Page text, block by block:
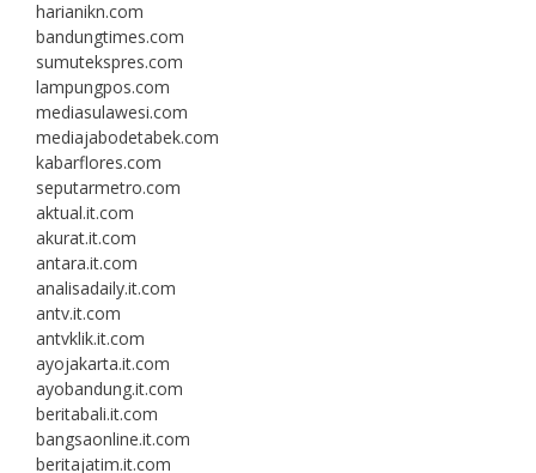
harianikn.com
bandungtimes.com
sumutekspres.com
lampungpos.com
mediasulawesi.com
mediajabodetabek.com
kabarflores.com
seputarmetro.com
aktual.it.com
akurat.it.com
antara.it.com
analisadaily.it.com
antv.it.com
antvklik.it.com
ayojakarta.it.com
ayobandung.it.com
beritabali.it.com
bangsaonline.it.com
beritajatim.it.com